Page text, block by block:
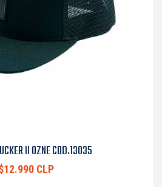
II OZNE COD.13035
CLP